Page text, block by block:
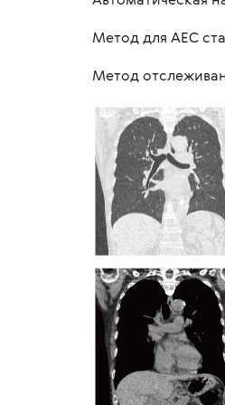
Метод для AEC
Метод